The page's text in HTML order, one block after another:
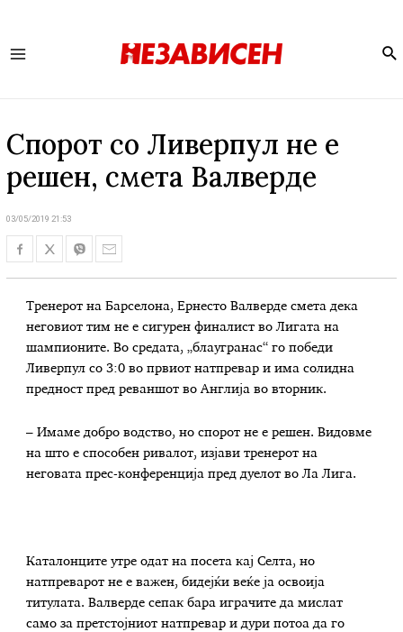
Спорот со Ливерпул не е
решен, смета Валверде
03/05/2019 21:53
Тренерот на Барселона, Ернесто Валверде смета дека
неговиот тим не е сигурен финалист во Лигата на
шампионите. Во средата, „блаугранас“ го победи
Ливерпул со 3:0 во првиот натпревар и има солидна
предност пред реваншот во Англија во вторник.
– Имаме добро водство, но спорот не е решен. Видовме
на што е способен ривалот, изјави тренерот на
неговата прес-конференција пред дуелот во Ла Лига.
Каталонците утре одат на посета кај Селта, но
натпреварот не е важен, бидејќи веќе ја освоија
титулата. Валверде сепак бара играчите да мислат
само за претстојниот натпревар и дури потоа да го